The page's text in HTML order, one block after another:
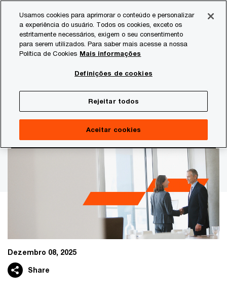
content
footer
Estudos setoriais
Como a implementação da nova legislação
Reinvenção à vista: adequação à
Lei nº 15.040
Dezembro 08, 2025
Share
Usamos cookies para aprimorar o conteúdo e personalizar
a experiência do usuário. Todos os cookies, exceto os
estritamente necessários, exigem o seu consentimento
para serem utilizados. Para saber mais acesse a nossa
Política de Cookies Mais informações
Definições de cookies
Rejeitar todos
Aceitar cookies